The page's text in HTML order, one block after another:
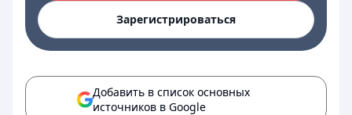
Зарегистрироваться
Добавить в список основных
источников в Google